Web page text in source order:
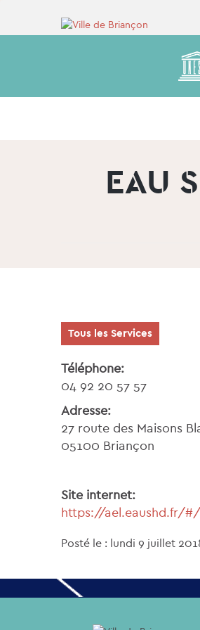
EAU
Tous les Services
Téléphone:
04 92 20 57 57
Adresse:
27 route des Maisons
05100 Briançon
Site internet:
https://ael.eaushd.fr/
Posté le : lundi 9 juillet